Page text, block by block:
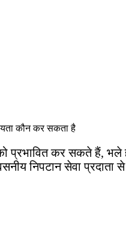
कौन कर सकता है
प्रभावित कर सकते हैं,
निपटान सेवा प्रदाता